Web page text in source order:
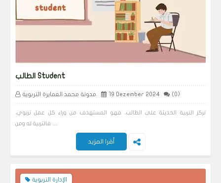
الطالب Student
19 Dezember 2024 (0)
تركز التربية الحديثة على الطالب، فهو المستهدف من وراء كل عمل تربوي،
أقرا المزيد
الإدارة التربوية